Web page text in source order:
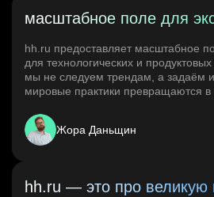
масштабное поле для
hh.ru предоставляет масштабное
для технологических и
мы не следуем трендам, а задаём
мировые практики превращаются
Жора Даньщин
hh.ru — это про великую